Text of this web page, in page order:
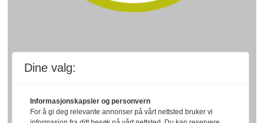
Dine valg:
Informasjonskapsler og personvern
For å gi deg relevante annonser på vårt nettsted bruker vi